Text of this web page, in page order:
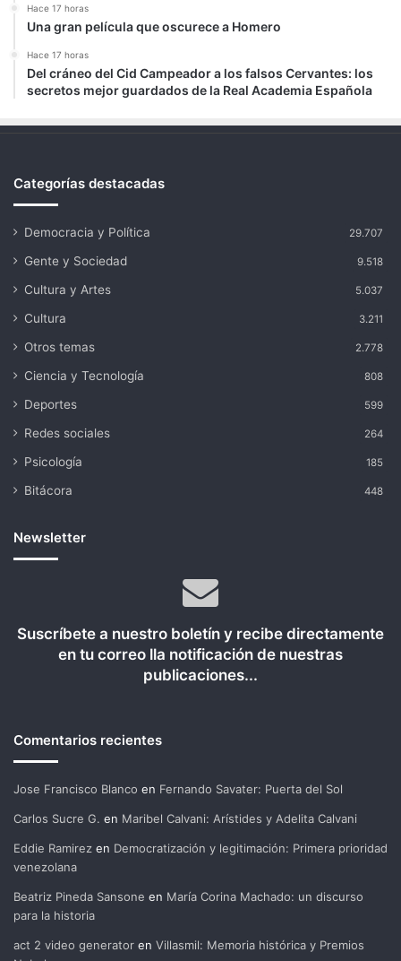
Hace 17 horas
Una gran película que oscurece a Homero
Hace 17 horas
Del cráneo del Cid Campeador a los falsos Cervantes: los
secretos mejor guardados de la Real Academia Española
Categorías destacadas
Democracia y Política 29.707
Gente y Sociedad 9.518
Cultura y Artes 5.037
Cultura 3.211
Otros temas 2.778
Ciencia y Tecnología 808
Deportes 599
Redes sociales 264
Psicología 185
Bitácora 448
Newsletter
Suscríbete a nuestro boletín y recibe directamente
en tu correo lla notificación de nuestras
publicaciones...
Comentarios recientes
Jose Francisco Blanco en Fernando Savater: Puerta del Sol
Carlos Sucre G. en Maribel Calvani: Arístides y Adelita Calvani
Eddie Ramirez en Democratización y legitimación: Primera prioridad
venezolana
Beatriz Pineda Sansone en María Corina Machado: un discurso
para la historia
act 2 video generator en Villasmil: Memoria histórica y Premios